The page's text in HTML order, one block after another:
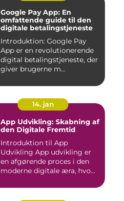
Google Pay App: En
omfattende guide til den
digitale betalingstjeneste
Introduktion: Google Pay
App er en revolutionerende
digital betalingstjeneste, der
giver brugerne m...
14. jan
App Udvikling: Skabning af
den Digitale Fremtid
Introduktion til App
Udvikling App udvikling er
en afgørende proces i den
moderne digitale æra, hvo...